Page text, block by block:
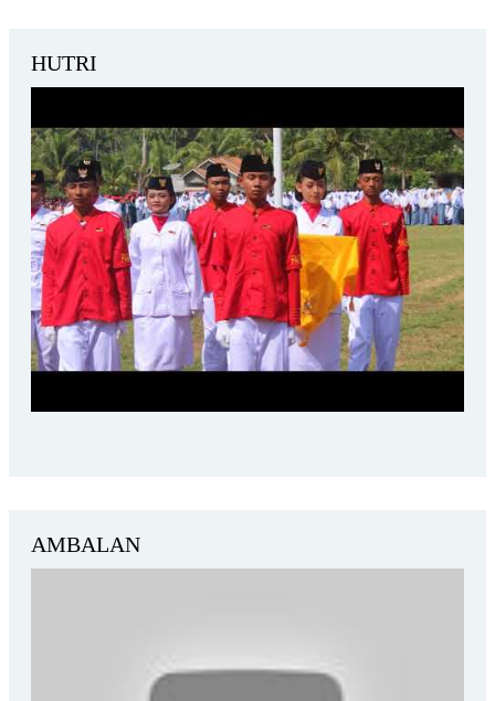
HUTRI
AMBALAN